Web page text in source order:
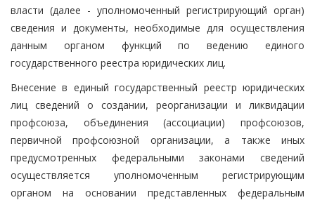
власти (далее - уполномоченный регистрирующий орган)
сведения и документы, необходимые для осуществления
данным органом функций по ведению единого
государственного реестра юридических лиц.
Внесение в единый государственный реестр юридических
лиц сведений о создании, реорганизации и ликвидации
профсоюза, объединения (ассоциации) профсоюзов,
первичной профсоюзной организации, а также иных
предусмотренных федеральными законами сведений
осуществляется уполномоченным регистрирующим
органом на основании представленных федеральным